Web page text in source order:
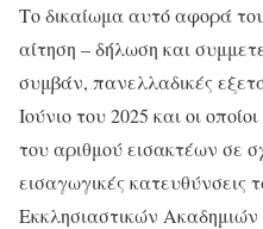
Το δικαίωμα αυτό αφορά
αίτηση – δήλωση και
συμβάν, πανελλαδικές
Ιούνιο του 2025 και οι
του αριθμού εισακτέων σε
εισαγωγικές
Εκκλησιαστικών